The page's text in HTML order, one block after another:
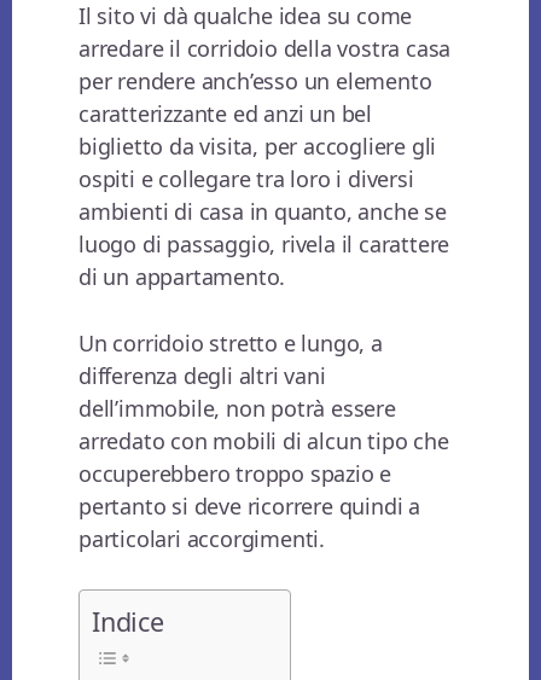
Il sito vi dà qualche idea su come
arredare il corridoio della vostra casa
per rendere anch’esso un elemento
caratterizzante ed anzi un bel
biglietto da visita, per accogliere gli
ospiti e collegare tra loro i diversi
ambienti di casa in quanto, anche se
luogo di passaggio, rivela il carattere
di un appartamento.
Un corridoio stretto e lungo, a
differenza degli altri vani
dell’immobile, non potrà essere
arredato con mobili di alcun tipo che
occuperebbero troppo spazio e
pertanto si deve ricorrere quindi a
particolari accorgimenti.
Indice